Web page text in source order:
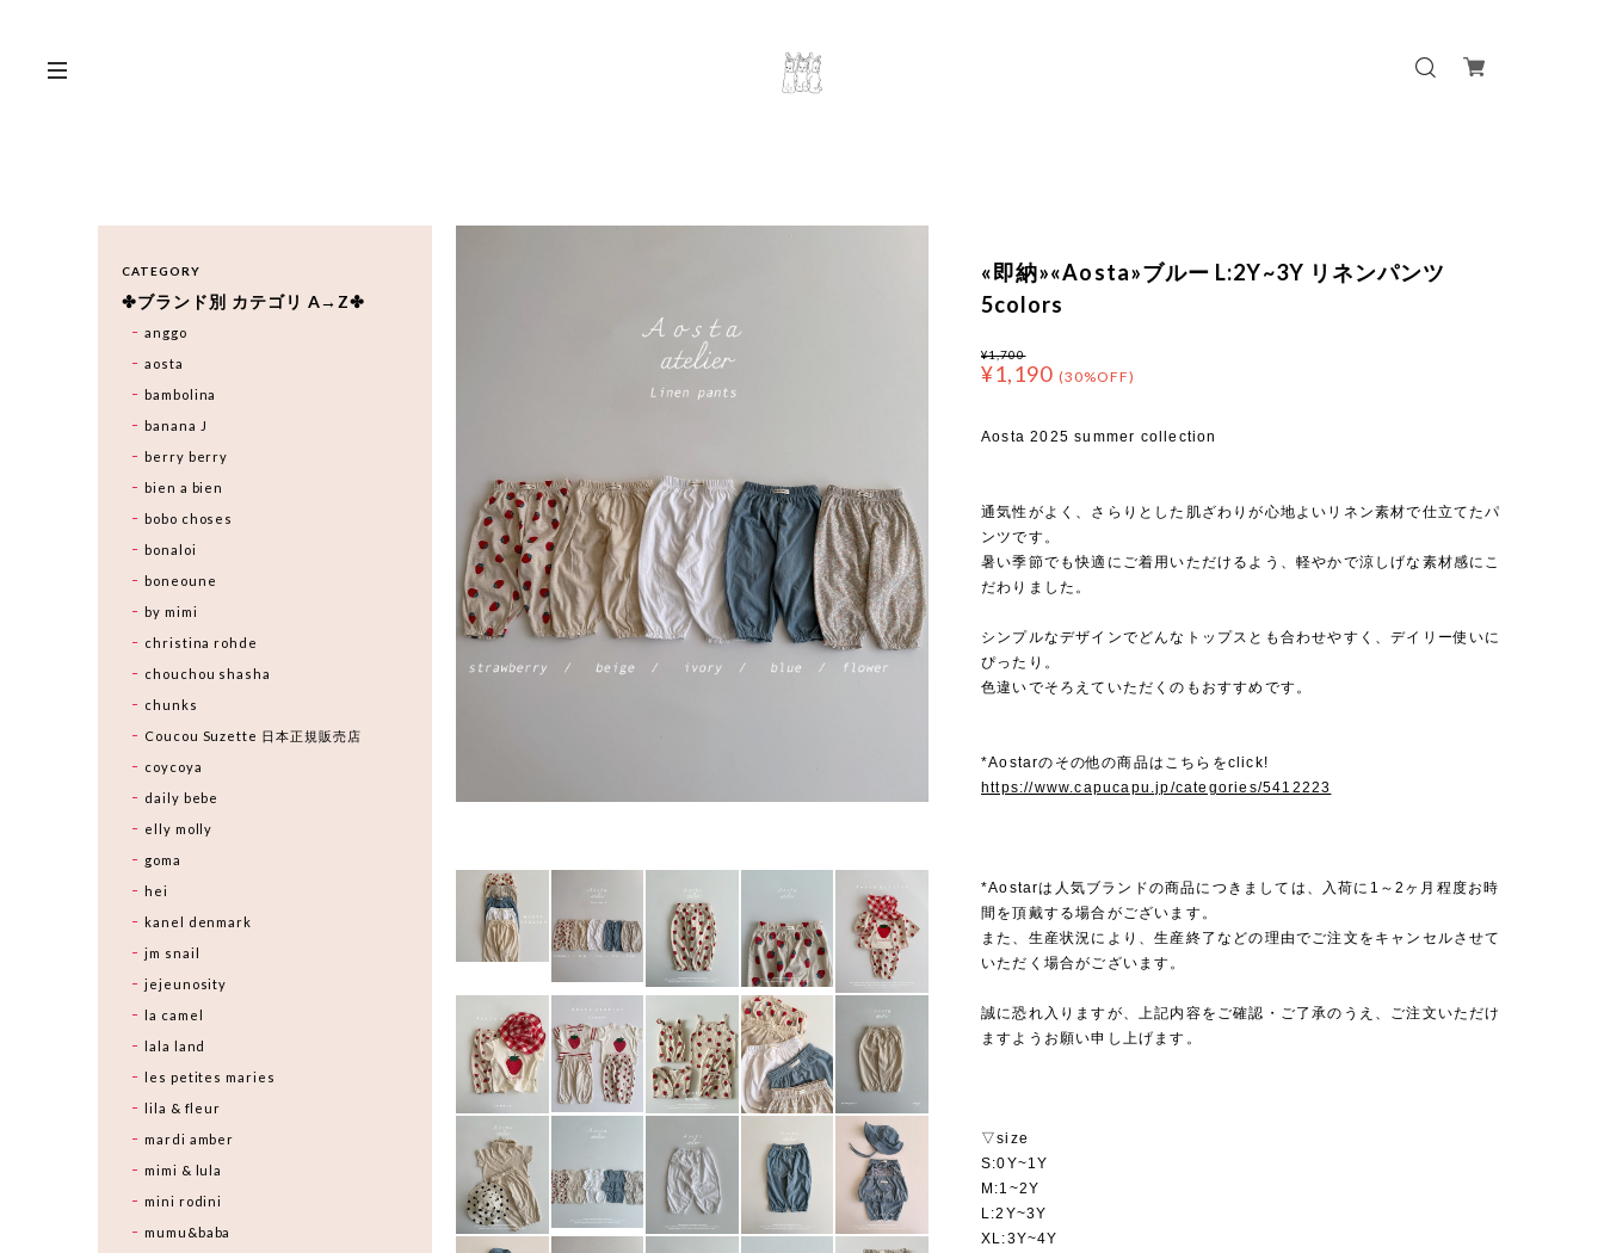
«即納»«Aosta»ブルー L:2Y~3Y リネンパンツ
5colors
¥1,700
¥1,190 (30%OFF)
Aosta 2025 summer collection
通気性がよく、さらりとした肌ざわりが心地よいリネン素材で仕立てたパ
ンツです。
暑い季節でも快適にご着用いただけるよう、軽やかで涼しげな素材感にこ
だわりました。
シンプルなデザインでどんなトップスとも合わせやすく、デイリー使いに
ぴったり。
色違いでそろえていただくのもおすすめです。
*Aostarのその他の商品はこちらをclick!
https://www.capucapu.jp/categories/5412223
*Aostarは人気ブランドの商品につきましては、入荷に1～2ヶ月程度お時
間を頂戴する場合がございます。
また、生産状況により、生産終了などの理由でご注文をキャンセルさせて
いただく場合がございます。
誠に恐れ入りますが、上記内容をご確認・ご了承のうえ、ご注文いただけ
ますようお願い申し上げます。
▽size
S:0Y~1Y
M:1~2Y
L:2Y~3Y
XL:3Y~4Y
CATEGORY
✤ブランド別 カテゴリ A→Z✤
anggo
aosta
bambolina
banana J
berry berry
bien a bien
bobo choses
bonaloi
boneoune
by mimi
christina rohde
chouchou shasha
chunks
Coucou Suzette 日本正規販売店
coycoya
daily bebe
elly molly
goma
hei
kanel denmark
jm snail
jejeunosity
la camel
lala land
les petites maries
lila & fleur
mardi amber
mimi & lula
mini rodini
mumu&baba